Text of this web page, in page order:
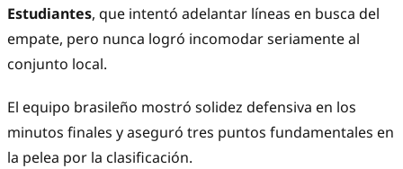
Estudiantes, que intentó adelantar líneas en busca del
empate, pero nunca logró incomodar seriamente al
conjunto local.
El equipo brasileño mostró solidez defensiva en los
minutos finales y aseguró tres puntos fundamentales en
la pelea por la clasificación.